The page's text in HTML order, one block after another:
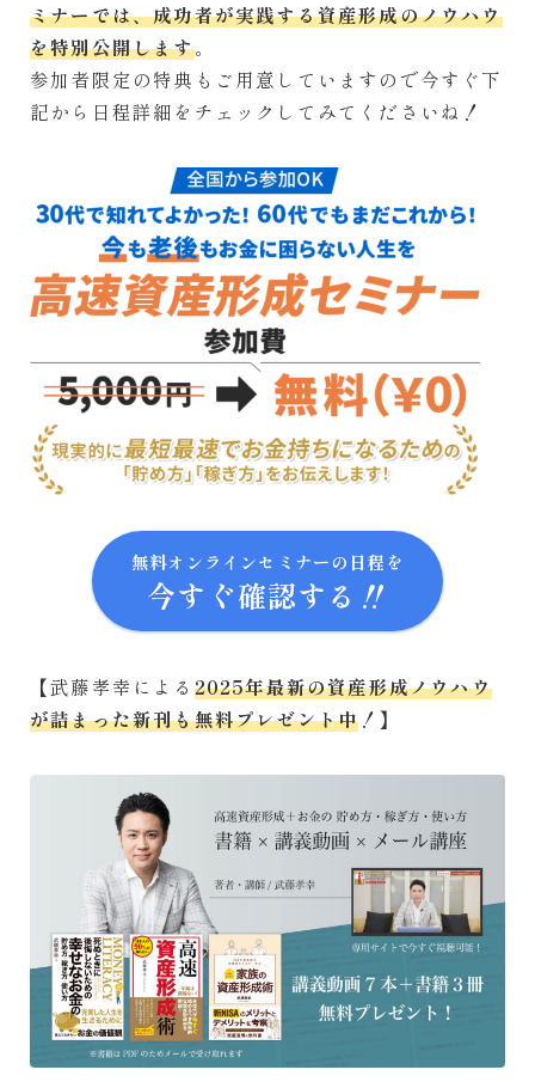
ミナーでは、成功者が実践する資産形成のノウハウ
を特別公開します。
参加者限定の特典もご用意していますので今すぐ下
記から日程詳細をチェックしてみてくださいね！
無料オンラインセミナーの日程を
今すぐ確認する‼
【武藤孝幸による 2025年最新の資産形成ノウハウ
が詰まった新刊も無料プレゼント中 ！】